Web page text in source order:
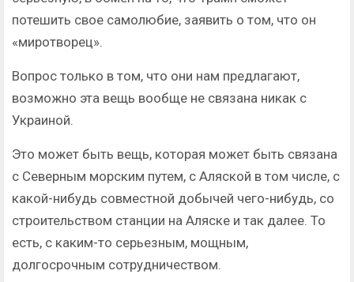
потешить свое самолюбие, заявить о том, что он
«миротворец».
Вопрос только в том, что они нам предлагают,
возможно эта вещь вообще не связана никак с
Украиной.
Это может быть вещь, которая может быть связана
с Северным морским путем, с Аляской в том числе, с
какой-нибудь совместной добычей чего-нибудь, со
строительством станции на Аляске и так далее. То
есть, с каким-то серьезным, мощным,
долгосрочным сотрудничеством.